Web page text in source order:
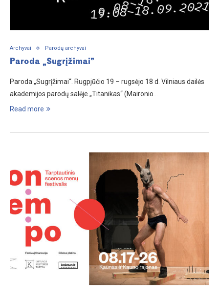
Archyvai Parodų archyvai
Paroda „Sugrįžimai”
Paroda „Sugrįžimai“. Rugpjūčio 19 – rugsėjo 18 d. Vilniaus dailės
akademijos parodų salėje „Titanikas“ (Maironio…
Read more